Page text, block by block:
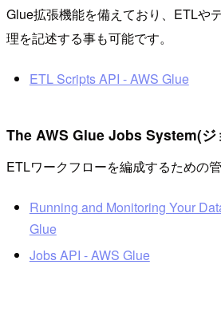
Glue拡張機能を備えており、ETLや
理を記述する事も可能です。
ETL Scripts API - AWS Glue
The AWS Glue Jobs System(ジ
ETLワークフローを編成するための
Running and Monitoring Your
Glue
Jobs API - AWS Glue